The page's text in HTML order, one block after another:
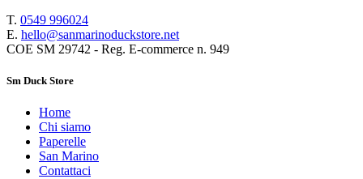
T. 0549 996024
E. hello@sanmarinoduckstore.net
COE SM 29742 - Reg. E-commerce n. 949
Sm Duck Store
Home
Chi siamo
Paperelle
San Marino
Contattaci